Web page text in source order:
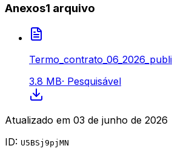
Anexos1 arquivo
3.8 MB· Pesquisável
Atualizado em 03 de junho de 2026
ID: U5BSj9pjMN